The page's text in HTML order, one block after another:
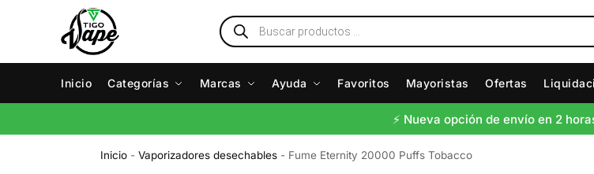
Inicio Categorías Marcas Ayuda Favoritos Mayoristas Ofertas
⚡️ Nueva opción de envío en 2
Inicio -Vaporizadores desechables - Fume Eternity 20000 Puffs Tobacco